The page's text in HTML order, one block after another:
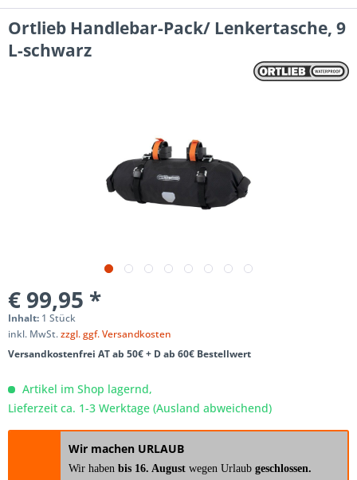
Ortlieb Handlebar-Pack/ Lenkertasche, 9
L-schwarz
€ 99,95 *
Inhalt: 1 Stück
inkl. MwSt.zzgl. ggf. Versandkosten
Versandkostenfrei AT ab 50€ + D ab 60€ Bestellwert
Artikel im Shop lagernd,
Lieferzeit ca. 1-3 Werktage (Ausland abweichend)
Wir machen URLAUB
Wir haben bis 16. August wegen Urlaub geschlossen.